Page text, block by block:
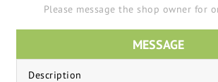
Please message the shop owner for
MESSAGE
Description